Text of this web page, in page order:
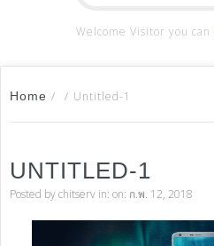
Welcome Visitor you can
Home / / Untitled-1
UNTITLED-1
Posted bychitserv in: on: ก.พ. 12, 2018